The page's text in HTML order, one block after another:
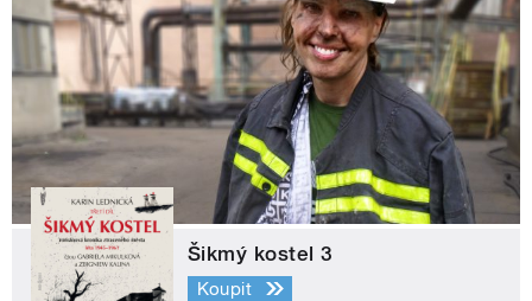
Šikmý kostel 3
Koupit